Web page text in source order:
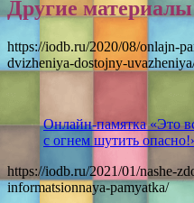
Другие
https://iodb.ru/2020/08/onlajn-
dvizheniya-dostojny-
Онлайн-памятка «Это
с огнем шутить
https://iodb.ru/2021/01/nashe-
informatsionnaya-pamyatka/